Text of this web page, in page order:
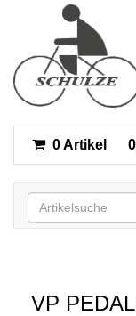
0 Artikel
VP